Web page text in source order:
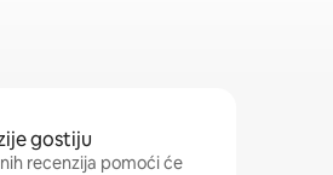
gostiju
recenzija pomoći će